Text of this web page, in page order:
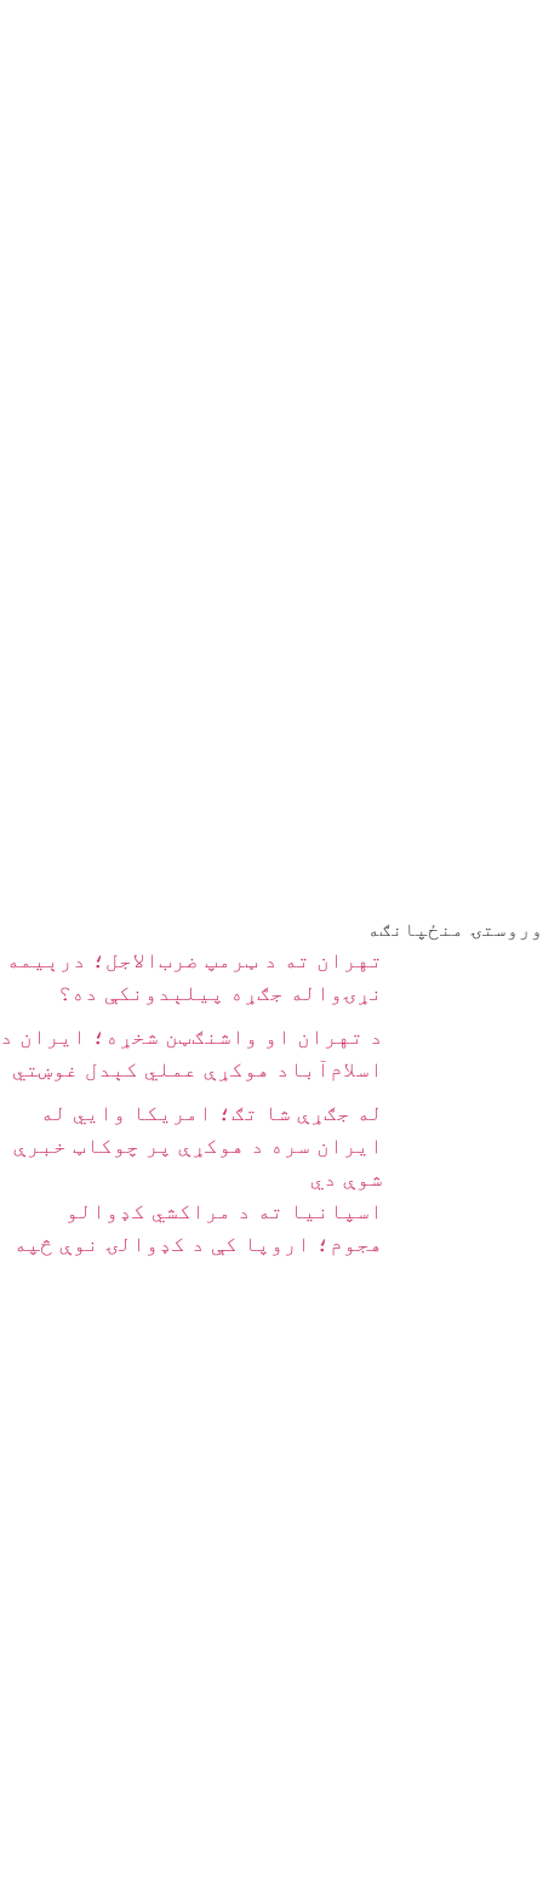
وروستۍ منځپانګه
تهران ته د ټرمپ ضرب‌الاجل؛ درېیمه
نړۍواله جګړه پیلېدونکې ده؟
د تهران او واشنګټن شخړه؛ ایران د
اسلام‌آباد هوکړې عملي کېدل غوښتي
له جګړې شا تګ؛ امریکا وايي له
ایران سره د هوکړې پر چوکاټ خبرې
شوې دي
اسپانیا ته د مراکشي کډوالو
هجوم؛ اروپا کې د کډوالۍ نوې څپه